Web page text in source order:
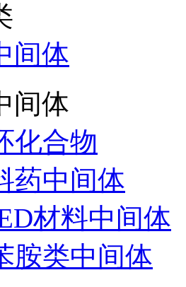
间体
间体
化合物
药中间体
材料中间体
胺类中间体